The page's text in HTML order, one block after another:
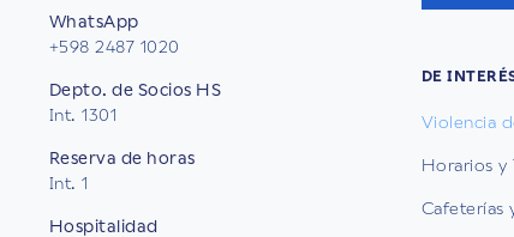
WhatsApp
+598 2487 1020
Depto. de Socios HS
Int. 1301
Reserva de horas
Int. 1
Hospitalidad
DE
Violencia
Horarios y
Cafeterías